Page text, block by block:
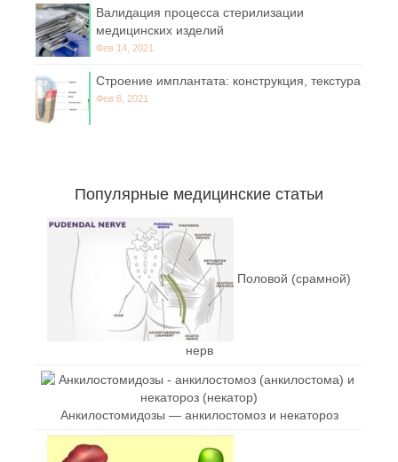
Валидация процесса стерилизации
медицинских изделий
Фев 14, 2021
Строение имплантата: конструкция, текстура
Фев 8, 2021
Популярные медицинские статьи
Половой (срамной)
нерв
Анкилостомидозы — анкилостомоз и некатороз